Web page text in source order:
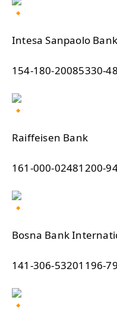
Intesa Sanpaolo
154-180-20085330-48
Raiffeisen Bank
161-000-02481200-
Bosna Bank
141-306-53201196-79